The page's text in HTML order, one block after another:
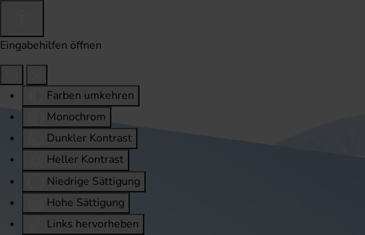
Eingabehilfen öffnen
Farben umkehren
Monochrom
Dunkler Kontrast
Heller Kontrast
Niedrige Sättigung
Hohe Sättigung
Links hervorheben